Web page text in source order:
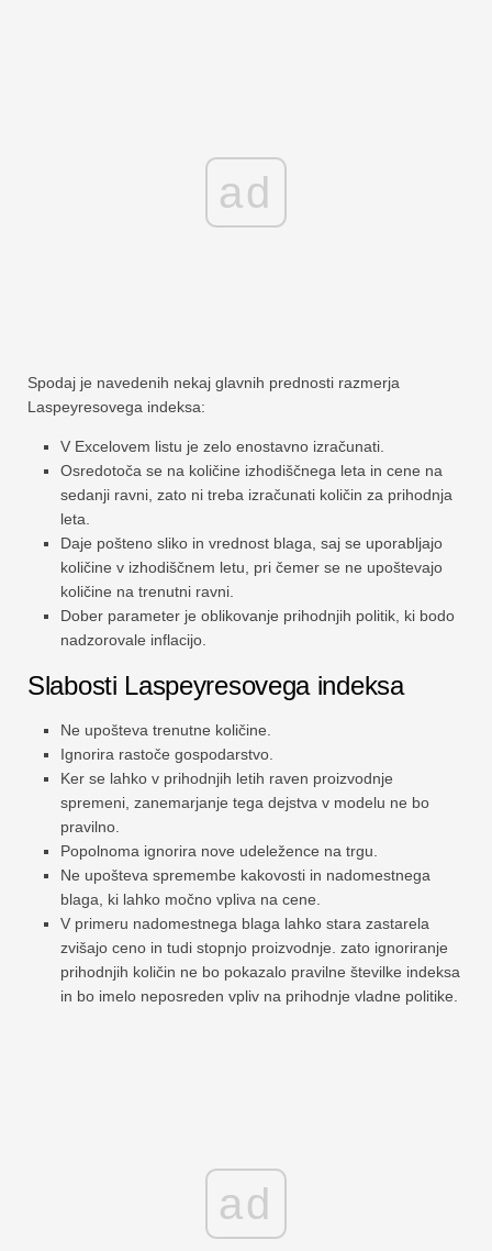
ad
Spodaj je navedenih nekaj glavnih prednosti razmerja
Laspeyresovega indeksa:
V Excelovem listu je zelo enostavno izračunati.
Osredotoča se na količine izhodiščnega leta in cene na
sedanji ravni, zato ni treba izračunati količin za prihodnja
leta.
Daje pošteno sliko in vrednost blaga, saj se uporabljajo
količine v izhodiščnem letu, pri čemer se ne upoštevajo
količine na trenutni ravni.
Dober parameter je oblikovanje prihodnjih politik, ki bodo
nadzorovale inflacijo.
Slabosti Laspeyresovega indeksa
Ne upošteva trenutne količine.
Ignorira rastoče gospodarstvo.
Ker se lahko v prihodnjih letih raven proizvodnje
spremeni, zanemarjanje tega dejstva v modelu ne bo
pravilno.
Popolnoma ignorira nove udeležence na trgu.
Ne upošteva spremembe kakovosti in nadomestnega
blaga, ki lahko močno vpliva na cene.
V primeru nadomestnega blaga lahko stara zastarela
zvišajo ceno in tudi stopnjo proizvodnje. zato ignoriranje
prihodnjih količin ne bo pokazalo pravilne številke indeksa
in bo imelo neposreden vpliv na prihodnje vladne politike.
ad